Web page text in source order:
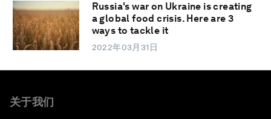
Russia's war on Ukraine is creating
a global food crisis. Here are 3
ways to tackle it
2022年03月31日
关于我们